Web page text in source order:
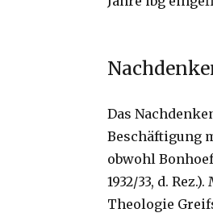
Das
Beschäftigung
obwohl
1932/33, d.
Theologie